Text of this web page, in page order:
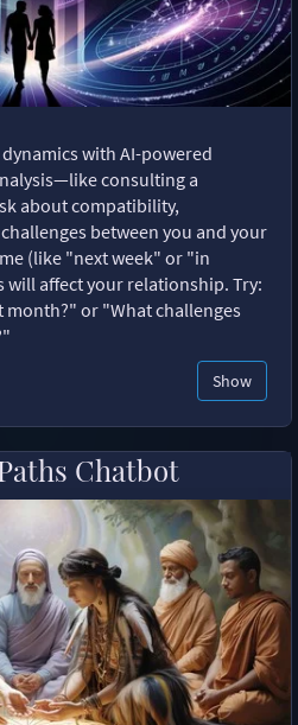
with AI-powered
consulting a
about compatibility,
between you and your
(like "next week" or "in
affect your relationship. Try:
month?" or "What challenges
Show
Chatbot